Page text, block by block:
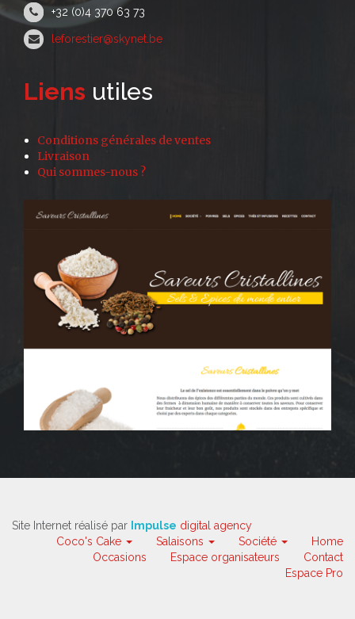
+32 (0)4 370 63 73
leforestier@skynet.be
Liens utiles
Conditions générales de ventes
Livraison
Qui sommes-nous ?
Site Internet réalisé par Impulse digital agency
Home
Société
Salaisons
Coco's Cake
Contact
Espace organisateurs
Occasions
Espace Pro